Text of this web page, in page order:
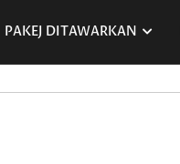
PAKEJ DITAWARKAN